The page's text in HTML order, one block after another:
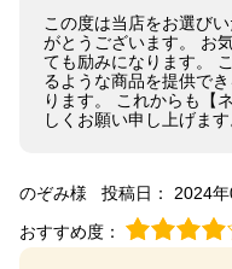
この度は当店をお選び
がとうございます。 お
ても励みになります。
るような商品を提供で
ります。 これからも【
しくお願い申し上げます
のぞみ様
投稿日： 2024
おすすめ度：